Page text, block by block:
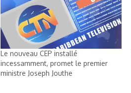
Le nouveau CEP installé
incessamment, promet le premier
ministre Joseph Jouthe